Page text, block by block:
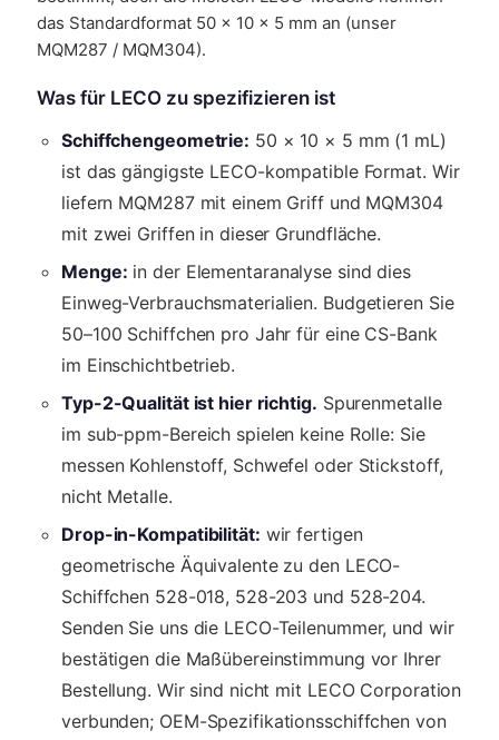
das Standardformat 50 × 10 × 5 mm an (unser
MQM287 / MQM304).
Was für LECO zu spezifizieren ist
Schiffchengeometrie: 50 × 10 × 5 mm (1 mL)
ist das gängigste LECO-kompatible Format. Wir
liefern MQM287 mit einem Griff und MQM304
mit zwei Griffen in dieser Grundfläche.
Menge: in der Elementaranalyse sind dies
Einweg-Verbrauchsmaterialien. Budgetieren Sie
50–100 Schiffchen pro Jahr für eine CS-Bank
im Einschichtbetrieb.
Typ-2-Qualität ist hier richtig. Spurenmetalle
im sub-ppm-Bereich spielen keine Rolle: Sie
messen Kohlenstoff, Schwefel oder Stickstoff,
nicht Metalle.
Drop-in-Kompatibilität: wir fertigen
geometrische Äquivalente zu den LECO-
Schiffchen 528-018, 528-203 und 528-204.
Senden Sie uns die LECO-Teilenummer, und wir
bestätigen die Maßübereinstimmung vor Ihrer
Bestellung. Wir sind nicht mit LECO Corporation
verbunden; OEM-Spezifikationsschiffchen von